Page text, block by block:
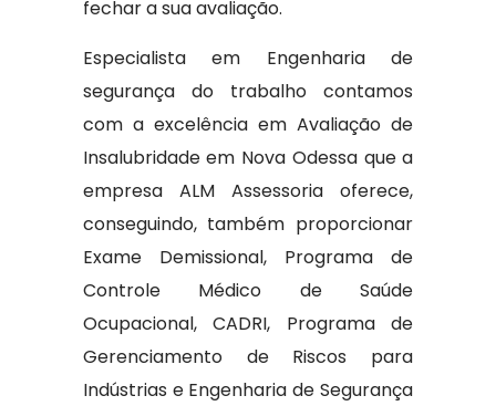
fechar a sua avaliação.
Especialista em Engenharia de
segurança do trabalho contamos
com a excelência em Avaliação de
Insalubridade em Nova Odessa que a
empresa ALM Assessoria oferece,
conseguindo, também proporcionar
Exame Demissional, Programa de
Controle Médico de Saúde
Ocupacional, CADRI, Programa de
Gerenciamento de Riscos para
Indústrias e Engenharia de Segurança